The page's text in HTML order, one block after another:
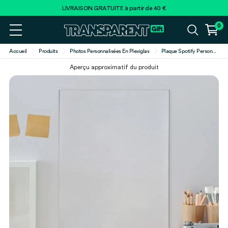
LIVRAISON GRATUITE à partir de 40 €
0
Accueil Produits Photos Personnalisées En Plexiglas Plaque Spotify Person...
Aperçu approximatif du produit